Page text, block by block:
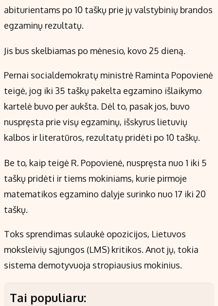
abiturientams po 10 taškų prie jų valstybinių brandos
egzaminų rezultatų.
Jis bus skelbiamas po mėnesio, kovo 25 dieną.
Pernai socialdemokratų ministrė Raminta Popovienė
teigė, jog iki 35 taškų pakelta egzamino išlaikymo
kartelė buvo per aukšta. Dėl to, pasak jos, buvo
nuspręsta prie visų egzaminų, išskyrus lietuvių
kalbos ir literatūros, rezultatų pridėti po 10 taškų.
Be to, kaip teigė R. Popovienė, nuspręsta nuo 1 iki 5
taškų pridėti ir tiems mokiniams, kurie pirmoje
matematikos egzamino dalyje surinko nuo 17 iki 20
taškų.
Toks sprendimas sulaukė opozicijos, Lietuvos
moksleivių sąjungos (LMS) kritikos. Anot jų, tokia
sistema demotyvuoja stropiausius mokinius.
Tai populiaru: